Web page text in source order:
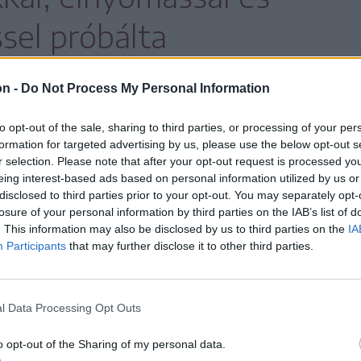
- Do Not Process My Personal Information
opt-out of the sale, sharing to third parties, or processing of your
for targeted advertising by us, please use the below opt-out
selection. Please note that after your opt-out request is processed
interest-based ads based on personal information utilized by us
to third parties prior to your opt-out. You may separately
of your personal information by third parties on the IAB’s list of
This information may also be disclosed by us to third parties on the
Participants that may further disclose it to other third parties.
Data Processing Opt Outs
opt-out of the Sharing of my personal data.
próbálta
a demokratikus
ki azok előtt, akik életüket vesztették az
és mindazok előtt, akiknek sorsát
a történtek.
egy érett demokrácia nem fordíthat hátat
ha annak egyes fejezetei különösen
Hozzátette: